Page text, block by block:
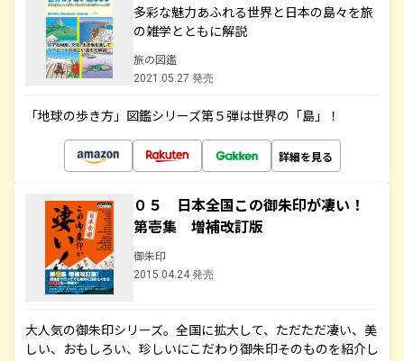
多彩な魅力あふれる世界と日本の島々を旅
の雑学とともに解説
旅の図鑑
2021.05.27 発売
「地球の歩き方」図鑑シリーズ第５弾は世界の「島」！
詳細を見る
０５ 日本全国この御朱印が凄い！
第壱集 増補改訂版
御朱印
2015.04.24 発売
大人気の御朱印シリーズ。全国に拡大して、ただただ凄い、美
しい、おもしろい、珍しいにこだわり御朱印そのものを紹介し